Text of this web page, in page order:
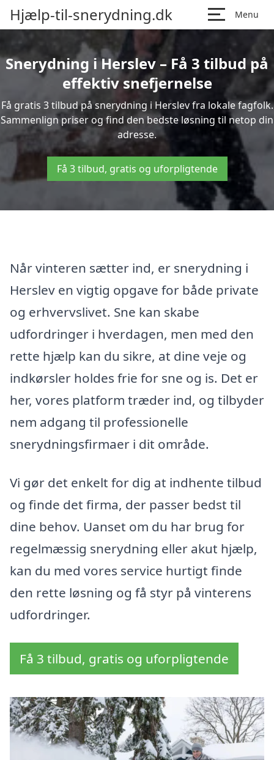
Hjælp-til-snerydning.dk Menu
Snerydning i Herslev – Få 3 tilbud på
effektiv snefjernelse
Få gratis 3 tilbud på snerydning i Herslev fra lokale fagfolk.
Sammenlign priser og find den bedste løsning til netop din
adresse.
Få 3 tilbud, gratis og uforpligtende
Når vinteren sætter ind, er snerydning i
Herslev en vigtig opgave for både private
og erhvervslivet. Sne kan skabe
udfordringer i hverdagen, men med den
rette hjælp kan du sikre, at dine veje og
indkørsler holdes frie for sne og is. Det er
her, vores platform træder ind, og tilbyder
nem adgang til professionelle
snerydningsfirmaer i dit område.
Vi gør det enkelt for dig at indhente tilbud
og finde det firma, der passer bedst til
dine behov. Uanset om du har brug for
regelmæssig snerydning eller akut hjælp,
kan du med vores service hurtigt finde
den rette løsning og få styr på vinterens
udfordringer.
Få 3 tilbud, gratis og uforpligtende